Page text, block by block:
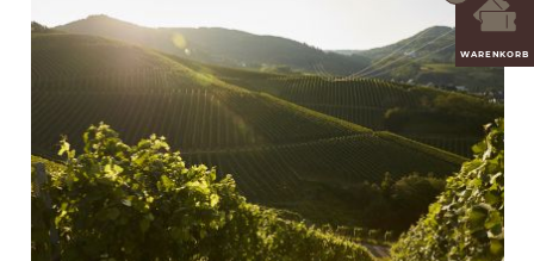
WARENKORB